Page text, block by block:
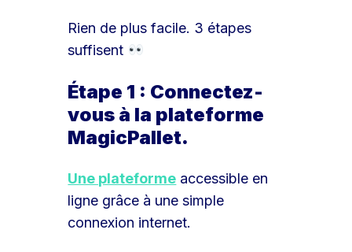
Rien de plus facile. 3 étapes
suffisent
Étape 1 : Connectez-
vous à la plateforme
MagicPallet.
Une plateforme accessible en
ligne grâce à une simple
connexion internet.